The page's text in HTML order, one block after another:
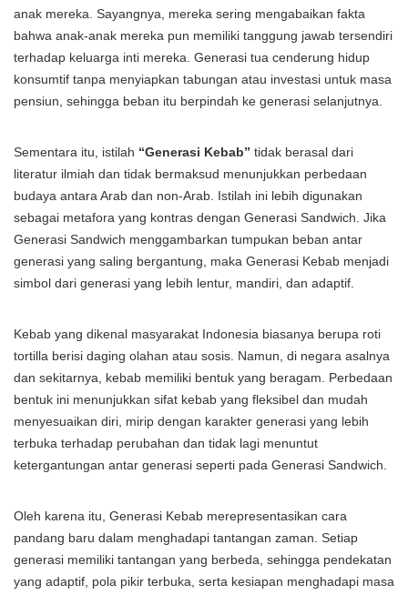
anak mereka. Sayangnya, mereka sering mengabaikan fakta
bahwa anak-anak mereka pun memiliki tanggung jawab tersendiri
terhadap keluarga inti mereka. Generasi tua cenderung hidup
konsumtif tanpa menyiapkan tabungan atau investasi untuk masa
pensiun, sehingga beban itu berpindah ke generasi selanjutnya.
Sementara itu, istilah “Generasi Kebab” tidak berasal dari
literatur ilmiah dan tidak bermaksud menunjukkan perbedaan
budaya antara Arab dan non-Arab. Istilah ini lebih digunakan
sebagai metafora yang kontras dengan Generasi Sandwich. Jika
Generasi Sandwich menggambarkan tumpukan beban antar
generasi yang saling bergantung, maka Generasi Kebab menjadi
simbol dari generasi yang lebih lentur, mandiri, dan adaptif.
Kebab yang dikenal masyarakat Indonesia biasanya berupa roti
tortilla berisi daging olahan atau sosis. Namun, di negara asalnya
dan sekitarnya, kebab memiliki bentuk yang beragam. Perbedaan
bentuk ini menunjukkan sifat kebab yang fleksibel dan mudah
menyesuaikan diri, mirip dengan karakter generasi yang lebih
terbuka terhadap perubahan dan tidak lagi menuntut
ketergantungan antar generasi seperti pada Generasi Sandwich.
Oleh karena itu, Generasi Kebab merepresentasikan cara
pandang baru dalam menghadapi tantangan zaman. Setiap
generasi memiliki tantangan yang berbeda, sehingga pendekatan
yang adaptif, pola pikir terbuka, serta kesiapan menghadapi masa